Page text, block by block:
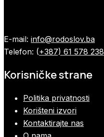
E-mail: info@rodoslov.ba
Telefon: (+387) 61 578 238
Korisničke strane
Politika privatnosti
Korišteni izvori
Kontaktirajte nas